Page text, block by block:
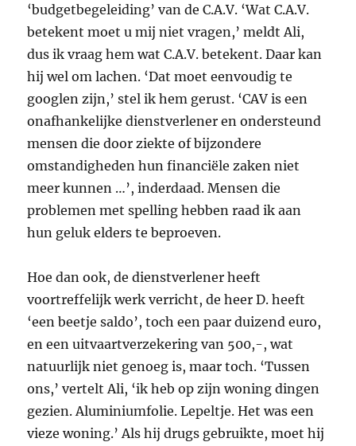
‘budgetbegeleiding’ van de C.A.V. ‘Wat C.A.V.
betekent moet u mij niet vragen,’ meldt Ali,
dus ik vraag hem wat C.A.V. betekent. Daar kan
hij wel om lachen. ‘Dat moet eenvoudig te
googlen zijn,’ stel ik hem gerust. ‘CAV is een
onafhankelijke dienstverlener en ondersteund
mensen die door ziekte of bijzondere
omstandigheden hun financiële zaken niet
meer kunnen …’, inderdaad. Mensen die
problemen met spelling hebben raad ik aan
hun geluk elders te beproeven.
Hoe dan ook, de dienstverlener heeft
voortreffelijk werk verricht, de heer D. heeft
‘een beetje saldo’, toch een paar duizend euro,
en een uitvaartverzekering van 500,-, wat
natuurlijk niet genoeg is, maar toch. ‘Tussen
ons,’ vertelt Ali, ‘ik heb op zijn woning dingen
gezien. Aluminiumfolie. Lepeltje. Het was een
vieze woning.’ Als hij drugs gebruikte, moet hij